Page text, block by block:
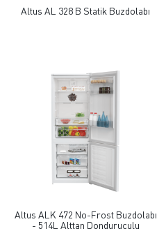
Altus AL 328 B Statik Buzdolabı
Altus ALK 472 No-Frost Buzdolabı
- 514L Alttan Donduruculu